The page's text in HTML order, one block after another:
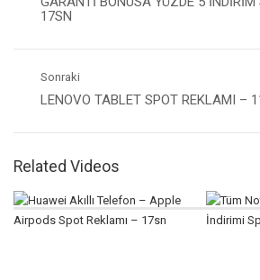
17SN
Sonraki
LENOVO TABLET SPOT REKLAMI –
Related Videos